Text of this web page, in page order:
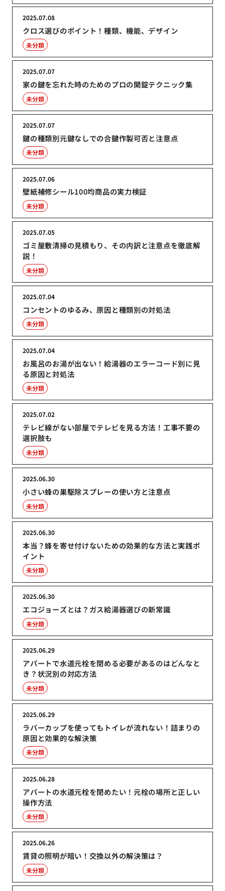
クロス選びのポイント！種類、機能、デザイン
2025.07.08
未分類
家の鍵を忘れた時のためのプロの開錠テクニック集
2025.07.07
未分類
鍵の種類別元鍵なしでの合鍵作製可否と注意点
2025.07.07
未分類
壁紙補修シール100均商品の実力検証
2025.07.06
未分類
ゴミ屋敷清掃の見積もり、その内訳と注意点を徹底解
説！
2025.07.05
未分類
コンセントのゆるみ、原因と種類別の対処法
2025.07.04
未分類
お風呂のお湯が出ない！給湯器のエラーコード別に見
る原因と対処法
2025.07.04
未分類
テレビ線がない部屋でテレビを見る方法！工事不要の
選択肢も
2025.07.02
未分類
小さい蜂の巣駆除スプレーの使い方と注意点
2025.06.30
未分類
本当？蜂を寄せ付けないための効果的な方法と実践ポ
イント
2025.06.30
未分類
エコジョーズとは？ガス給湯器選びの新常識
2025.06.30
未分類
アパートで水道元栓を閉める必要があるのはどんなと
き？状況別の対応方法
2025.06.29
未分類
ラバーカップを使ってもトイレが流れない！詰まりの
原因と効果的な解決策
2025.06.29
未分類
アパートの水道元栓を閉めたい！元栓の場所と正しい
操作方法
2025.06.28
未分類
賃貸の照明が暗い！交換以外の解決策は？
2025.06.26
未分類